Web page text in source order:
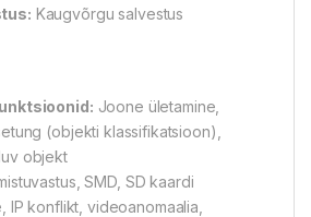
Kaugvõrgu salvestus
Joone ületamine,
(objekti klassifikatsioon),
objekt
SMD, SD kaardi
IP konflikt, videoanomaalia,